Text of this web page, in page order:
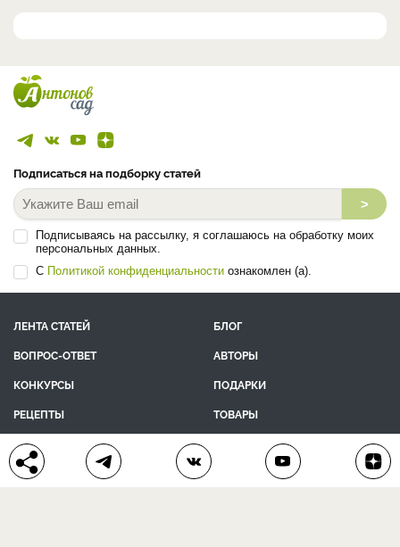
Подписаться на подборку статей
>
Подписываясь на рассылку, я соглашаюсь на обработку моих
персональных данных.
С Политикой конфиденциальности ознакомлен (а).
ЛЕНТА СТАТЕЙ
БЛОГ
ВОПРОС-ОТВЕТ
АВТОРЫ
КОНКУРСЫ
ПОДАРКИ
РЕЦЕПТЫ
ТОВАРЫ
ПОМОЩЬ
КОНТАКТЫ